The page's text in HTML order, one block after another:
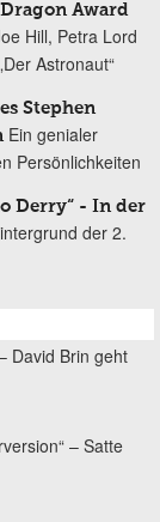
Award
Hill, Petra Lord
Astronaut“
Stephen
Ein genialer
Persönlichkeiten
Derry“ - In der
der 2.
David Brin geht
– Satte